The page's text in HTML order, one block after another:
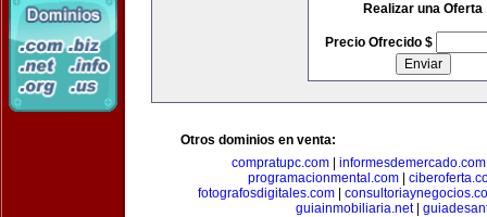
Realizar una Oferta
Precio Ofrecido $
Otros dominios en venta:
compratupc.com
informesdemercado.com
programacionmental.com|
fotografosdigitales.com
guiainmobiliaria.net|